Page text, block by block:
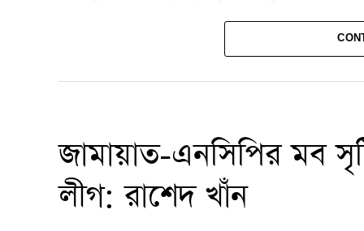
এদিকে বিশ্বকাপের শিরোপা ধরে রাখতে না পারলেও
আলোচনায় রয়েছেন মেসি। দুই ম্যাচে মাঠে নেমেই
জামায়াত-এনসিপির মব
লীগ: রাশেদ খাঁন